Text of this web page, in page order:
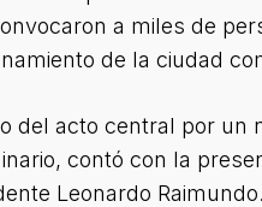
a miles de
de la ciudad
del acto central por un
contó con la
Leonardo Raimundo.